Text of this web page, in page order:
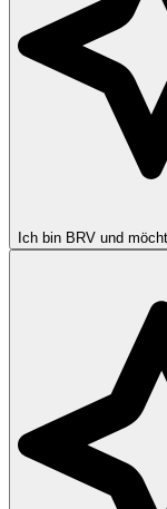
Ich bin BRV und